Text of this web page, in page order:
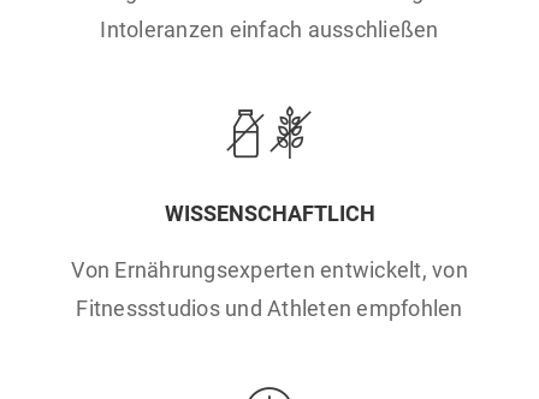
Intoleranzen einfach ausschließen
WISSENSCHAFTLICH
Von Ernährungsexperten entwickelt, von
Fitnessstudios und Athleten empfohlen